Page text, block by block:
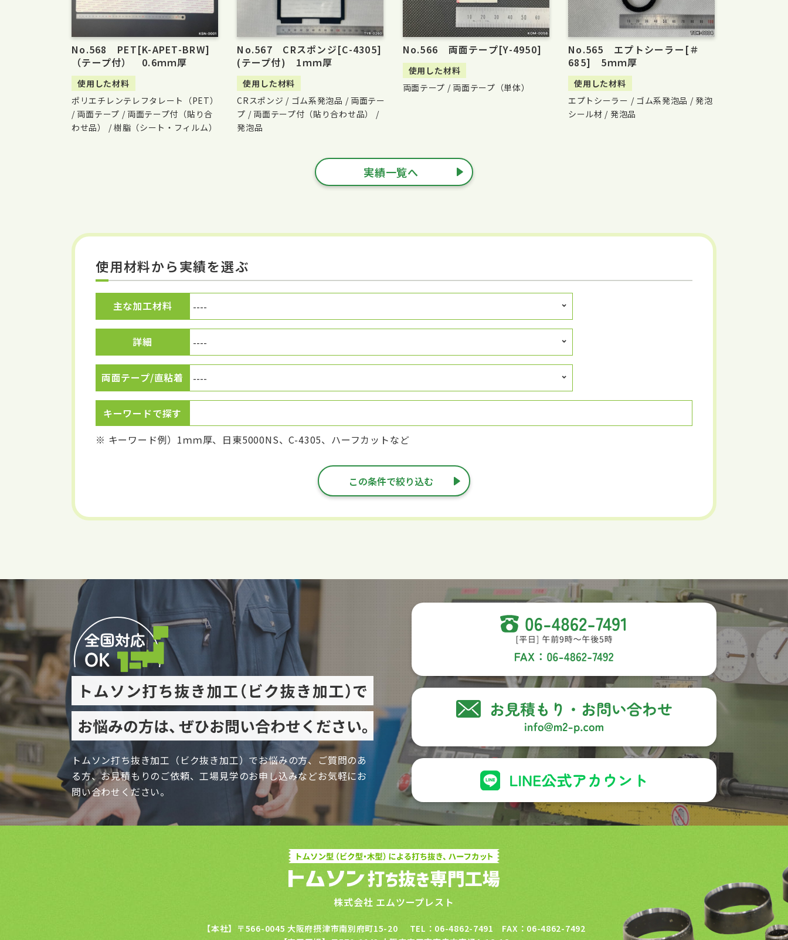
No.568 PET[K-APET-BRW]
（テープ付） 0.6ｍｍ厚
使用した材料
ポリエチレンテレフタレート（PET）
/ 両面テープ / 両面テープ付（貼り合
わせ品） / 樹脂（シート・フィルム）
No.567 CRスポンジ[C-4305]
(テープ付) 1ｍｍ厚
使用した材料
CRスポンジ / ゴム系発泡品 / 両面テー
プ / 両面テープ付（貼り合わせ品） /
発泡品
No.566 両面テープ[Y-4950]
使用した材料
両面テープ / 両面テープ（単体）
No.565 エプトシーラー[＃
685] 5ｍｍ厚
使用した材料
エプトシーラー / ゴム系発泡品 / 発泡
シール材 / 発泡品
実績一覧へ
使用材料から実績を選ぶ
主な加工材料
詳細
両面テープ/直粘着
キーワードで探す
※ キーワード例）1ｍｍ厚、日東5000NS、C-4305、ハーフカットなど
トムソン打ち抜き加工（ビク抜き加工）でお悩みの方、ご質問のあ
る方、お見積もりのご依頼、工場見学のお申し込みなどお気軽にお
問い合わせください。
株式会社 エムツープレスト
【本社】〒566-0045 大阪府摂津市南別府町15-20
TEL：06-4862-7491 FAX：06-4862-7492